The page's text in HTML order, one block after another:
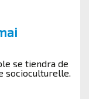
se tiendra de
socioculturelle.